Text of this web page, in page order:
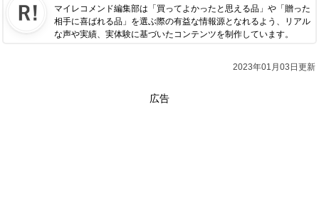
マイレコメンド編集部は「買ってよかったと思える品」や「贈った
相手に喜ばれる品」を選ぶ際の有益な情報源となれるよう、リアル
な声や実績、実体験に基づいたコンテンツを制作しています。
2023年01月03日更新
広告